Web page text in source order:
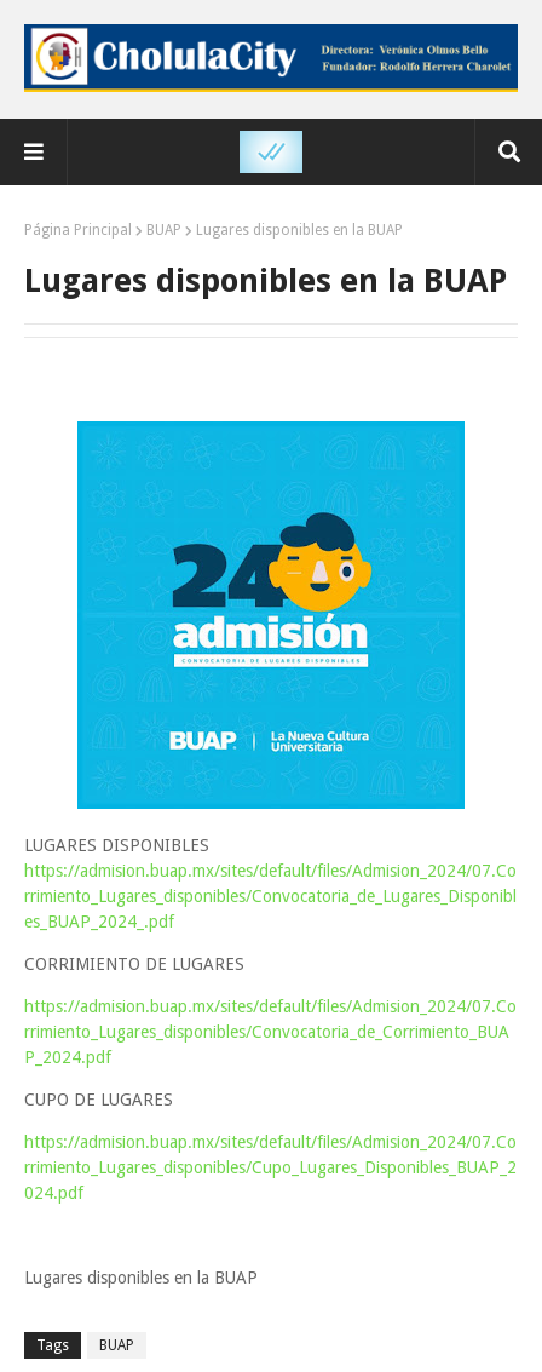
Página Principal BUAP Lugares disponibles en la BUAP
Lugares disponibles en la BUAP
LUGARES DISPONIBLES
https://admision.buap.mx/sites/default/files/Admision_2024/07.Co
rrimiento_Lugares_disponibles/Convocatoria_de_Lugares_Disponibl
es_BUAP_2024_.pdf
CORRIMIENTO DE LUGARES
https://admision.buap.mx/sites/default/files/Admision_2024/07.Co
rrimiento_Lugares_disponibles/Convocatoria_de_Corrimiento_BUA
P_2024.pdf
CUPO DE LUGARES
https://admision.buap.mx/sites/default/files/Admision_2024/07.Co
rrimiento_Lugares_disponibles/Cupo_Lugares_Disponibles_BUAP_2
024.pdf
Lugares disponibles en la BUAP
Tags BUAP